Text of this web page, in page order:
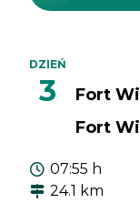
DZIEŃ
3
Fort
Fort
07:55 h
24.1 km